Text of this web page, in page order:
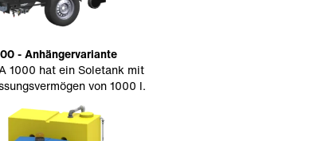
- Anhängervariante
1000 hat ein Soletank mit
von 1000 l.